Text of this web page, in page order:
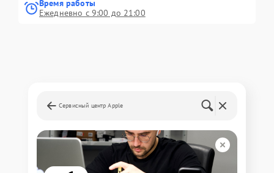
Время работы
Ежедневно с 9:00 до 21:00
Сервисный центр Apple